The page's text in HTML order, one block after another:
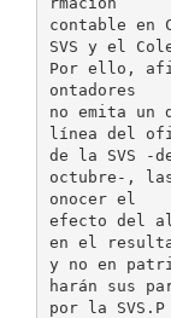
contable en
SVS y el
Por ello,
ontadores
no emita un
línea del
de la SVS -
octubre-, las
onocer el
efecto del
en el
y no en
harán sus
por la SVS.P